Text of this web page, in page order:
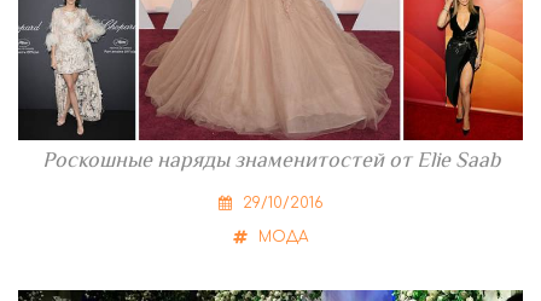
Роскошные наряды знаменитостей от Elie Saab
29/10/2016
МОДА